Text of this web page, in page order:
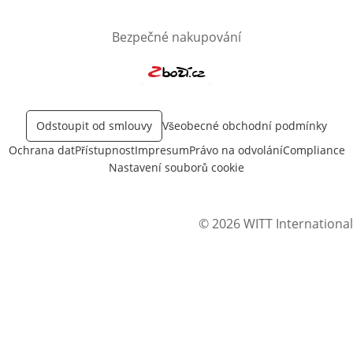
Bezpečné nakupování
Odstoupit od smlouvy
Všeobecné obchodní podmínky
Ochrana datPřístupnostImpresumPrávo na odvoláníCompliance
Nastavení souborů cookie
© 2026 WITT International